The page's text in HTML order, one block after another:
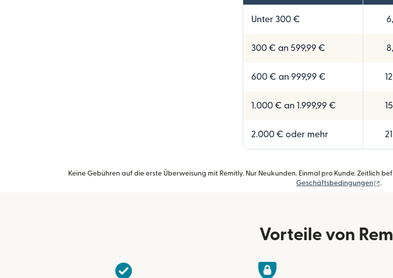
Unter 300 €
300 € an 599,99 €
600 € an 999,99 €
1.000 € an 1.999,99 €
2.000 € oder mehr
Keine Gebühren auf die erste Überweisung mit Remitly. Nur Neukunden. Einmal pro Kunde. Zeitlich
Geschäftsbedingungen
.
Vorteile von